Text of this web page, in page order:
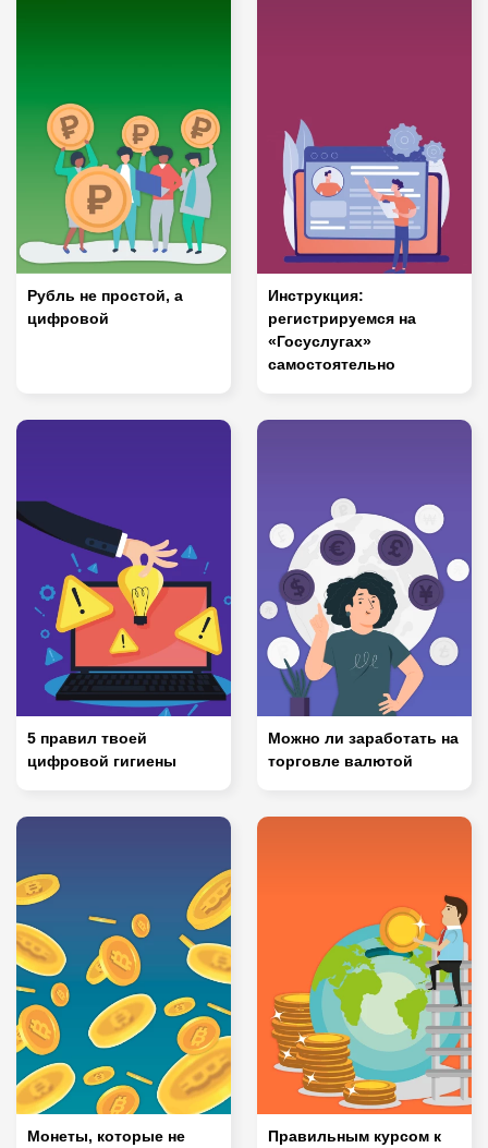
Рубль не простой, а
цифровой
Инструкция:
регистрируемся на
«Госуслугах»
самостоятельно
5 правил твоей
цифровой гигиены
Можно ли заработать на
торговле валютой
Монеты, которые не
Правильным курсом к